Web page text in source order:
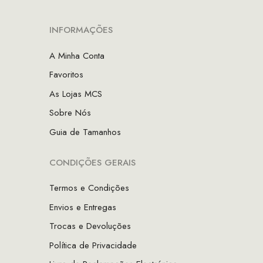
INFORMAÇÕES
A Minha Conta
Favoritos
As Lojas MCS
Sobre Nós
Guia de Tamanhos
CONDIÇÕES GERAIS
Termos e Condições
Envios e Entregas
Trocas e Devoluções
Política de Privacidade